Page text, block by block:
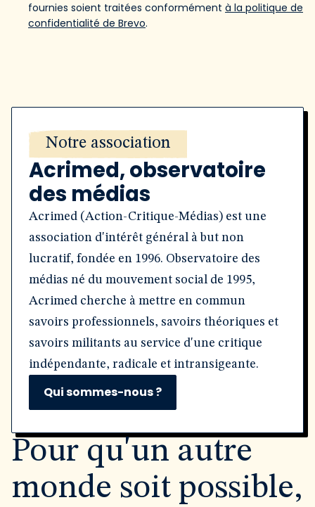
fournies soient traitées conformément à la politique de
confidentialité de Brevo.
Notre association
Acrimed, observatoire
des médias
Acrimed (Action-Critique-Médias) est une
association d'intérêt général à but non
lucratif, fondée en 1996. Observatoire des
médias né du mouvement social de 1995,
Acrimed cherche à mettre en commun
savoirs professionnels, savoirs théoriques et
savoirs militants au service d'une critique
indépendante, radicale et intransigeante.
Qui sommes-nous ?
Pour qu'un autre
monde soit possible,